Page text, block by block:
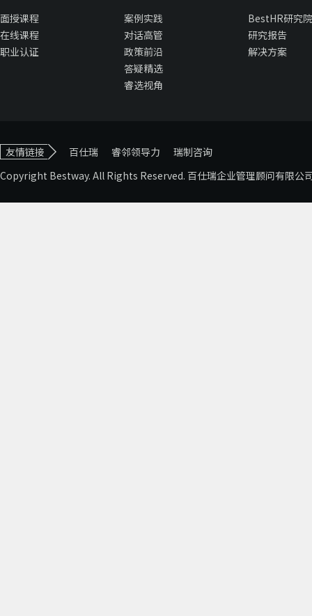
面授课程
在线课程
职业认证
案例实践
对话高管
政策前沿
答疑精选
睿选视角
BestHR研究院
研究报告
解决方案
友情链接 百仕瑞 睿邻领导力
瑞制咨询
Copyright Bestway. All Rights Reserved. 百仕瑞企业管理顾问有限公